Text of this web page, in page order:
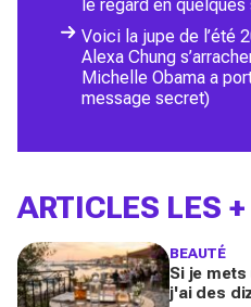
le regard en
Voici la jupe de l’été
Alexa Chung
Michelle Obama a
message secret)
ARTICLES LES
BEAUTÉ
Si je
j'ai des